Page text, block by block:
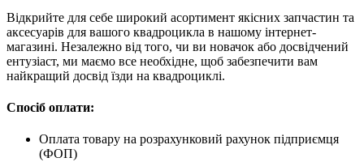
Відкрийте для себе широкий асортимент якісних запчастин та
аксесуарів для вашого квадроцикла в нашому інтернет-
магазині. Незалежно від того, чи ви новачок або досвідчений
ентузіаст, ми маємо все необхідне, щоб забезпечити вам
найкращий досвід їзди на квадроциклі.
Спосіб оплати:
Оплата товару на розрахунковий рахунок підприємця
(ФОП)